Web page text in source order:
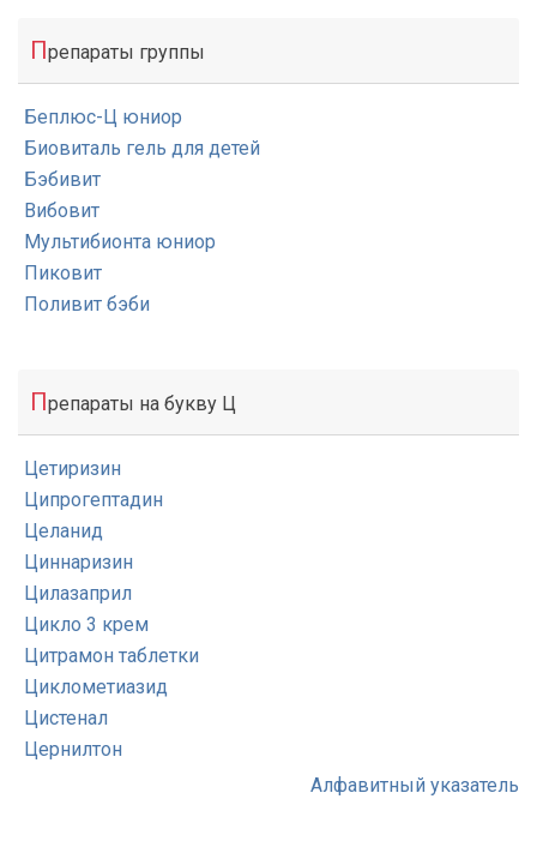
Препараты группы
Беплюс-Ц юниор
Биовиталь гель для детей
Бэбивит
Вибовит
Мультибионта юниор
Пиковит
Поливит бэби
Препараты на букву Ц
Цетиризин
Ципрогептадин
Целанид
Циннаризин
Цилазаприл
Цикло 3 крем
Цитрамон таблетки
Циклометиазид
Цистенал
Цернилтон
Алфавитный указатель